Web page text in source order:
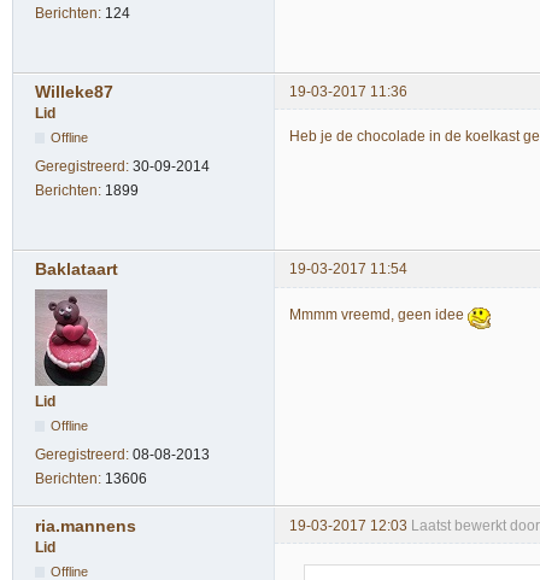
Berichten: 124
Willeke87
19-03-2017 11:36
Lid
Offline
Geregistreerd: 30-09-2014
Berichten: 1899
Heb je de chocolade in de koelkast
Baklataart 19-03-2017 11:54
Lid
Offline
Geregistreerd: 08-08-2013
Berichten: 13606
Mmmm vreemd, geen idee
ria.mannens 19-03-2017 12:03 Laatst bewerkt
Lid
Offline